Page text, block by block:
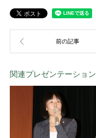
関連プレゼンテーション